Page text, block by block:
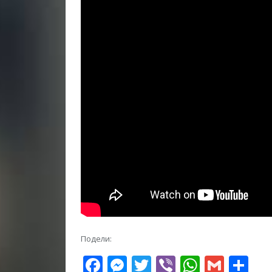
Подели:
Facebook
Messenger
Twitter
Viber Gmail